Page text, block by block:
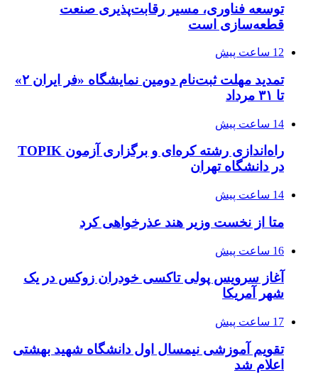
توسعه فناوری، مسیر رقابت‌پذیری صنعت
قطعه‌سازی است
12 ساعت پیش
تمدید مهلت ثبت‌نام دومین نمایشگاه «فر ایران ۲»
تا ۳۱ مرداد
14 ساعت پیش
راه‌اندازی رشته کره‌ای و برگزاری آزمون TOPIK
در دانشگاه تهران
14 ساعت پیش
متا از نخست وزیر هند عذرخواهی کرد
16 ساعت پیش
آغاز سرویس پولی تاکسی خودران زوکس در یک
شهر آمریکا
17 ساعت پیش
تقویم آموزشی نیمسال اول دانشگاه شهید بهشتی
اعلام شد